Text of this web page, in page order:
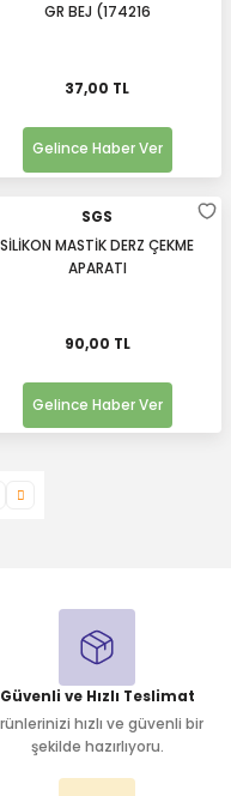
GR BEJ (174216
37,00 TL
Gelince Haber Ver
SGS
SİLİKON MASTİK DERZ ÇEKME
APARATI
90,00 TL
Gelince Haber Ver
Güvenli ve Hızlı Teslimat
hızlı ve güvenli bir
şekilde hazırlıyoru.